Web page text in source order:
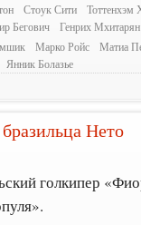
Стоук Сити Тоттенхэм
Бегович
Генрих Мхитарян
Марко Ройс Матиа
Янник Болазье
Нето
голкипер